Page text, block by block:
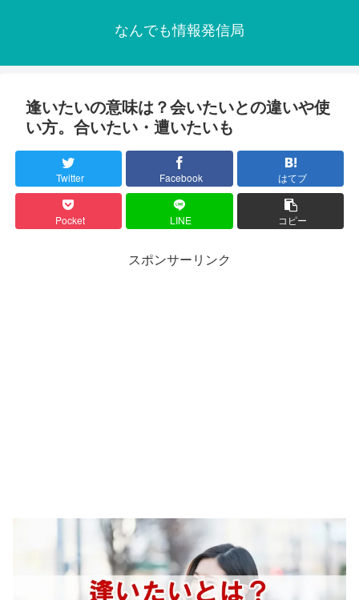
なんでも情報発信局
逢いたいの意味は？会いたいとの違いや使
い方。合いたい・遭いたいも
Twitter Facebook はてブ
Pocket LINE コピー
スポンサーリンク